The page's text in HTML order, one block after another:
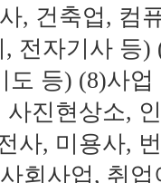
, 건축업, 컴
전자기사 등)
도 등) (8)사업
사진현상소,
사, 미용사,
회사업, 취